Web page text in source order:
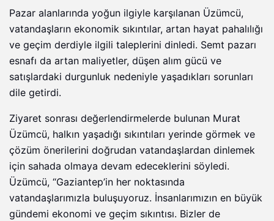
Pazar alanlarında yoğun ilgiyle karşılanan Üzümcü,
vatandaşların ekonomik sıkıntılar, artan hayat pahalılığı
ve geçim derdiyle ilgili taleplerini dinledi. Semt pazarı
esnafı da artan maliyetler, düşen alım gücü ve
satışlardaki durgunluk nedeniyle yaşadıkları sorunları
dile getirdi.
Ziyaret sonrası değerlendirmelerde bulunan Murat
Üzümcü, halkın yaşadığı sıkıntıları yerinde görmek ve
çözüm önerilerini doğrudan vatandaşlardan dinlemek
için sahada olmaya devam edeceklerini söyledi.
Üzümcü, “Gaziantep’in her noktasında
vatandaşlarımızla buluşuyoruz. İnsanlarımızın en büyük
gündemi ekonomi ve geçim sıkıntısı. Bizler de